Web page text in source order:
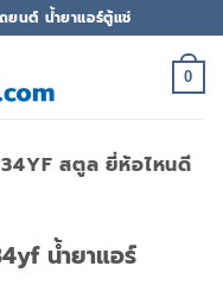
ยนต์ น้ำยาแอร์ตู้แช่
0
สตูล ยี่ห้อไหนดี
น้ำยาแอร์